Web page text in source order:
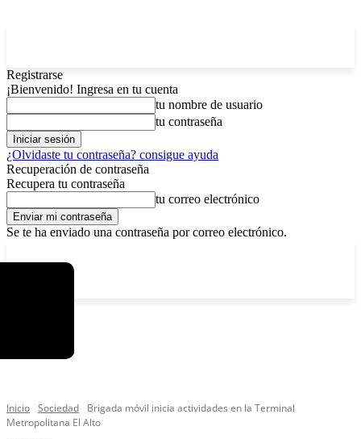
Registrarse
¡Bienvenido! Ingresa en tu cuenta
tu nombre de usuario
tu contraseña
¿Olvidaste tu contraseña? consigue ayuda
Recuperación de contraseña
Recupera tu contraseña
tu correo electrónico
Se te ha enviado una contraseña por correo electrónico.
Inicio Sociedad
Brigada móvil inicia actividades en la Terminal
Metropolitana El Alto